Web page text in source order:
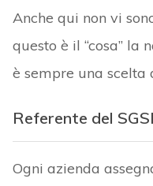
Anche qui non vi
questo è il “cosa” la
è sempre una scelta
Referente del
Ogni azienda